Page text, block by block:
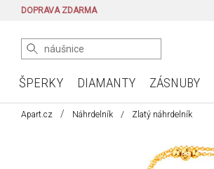
DOPRAVA ZDARMA
ŠPERKY DIAMANTY ZÁSNUBY
Apart.cz Náhrdelník Zlatý náhrdelník